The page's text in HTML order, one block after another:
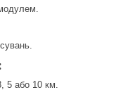
5 або 10 км.